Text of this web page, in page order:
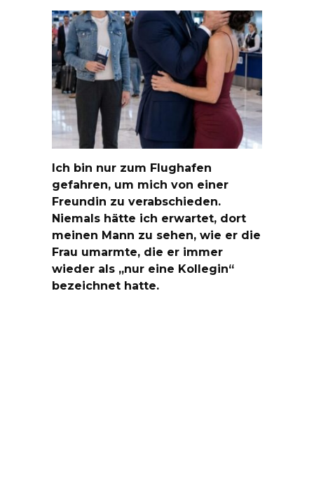
Ich bin nur zum Flughafen
gefahren, um mich von einer
Freundin zu verabschieden.
Niemals hätte ich erwartet, dort
meinen Mann zu sehen, wie er die
Frau umarmte, die er immer
wieder als „nur eine Kollegin“
bezeichnet hatte.